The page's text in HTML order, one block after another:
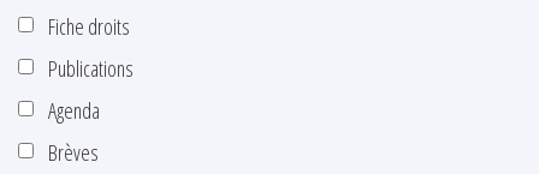
Fiche droits
Publications
Agenda
Brèves